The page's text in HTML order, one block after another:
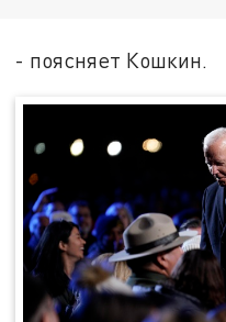
- поясняет Кошкин.